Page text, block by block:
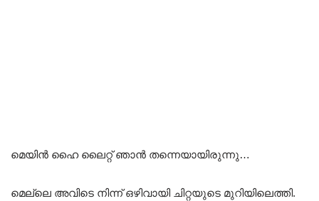
മെയിൻ ഹൈ ലൈറ്റ് ഞാൻ തന്നെയായിരുന്നു…
മെല്ലെ അവിടെ നിന്ന് ഒഴിവായി ചിറ്റയുടെ മുറിയിലെത്തി.